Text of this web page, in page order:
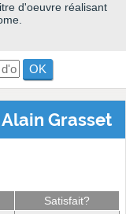
d'oeuvre réalisant
OK
Grasset
Satisfait?